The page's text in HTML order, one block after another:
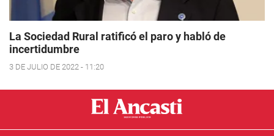
La Sociedad Rural ratificó el paro y habló de
incertidumbre
3 DE JULIO DE 2022 - 11:20